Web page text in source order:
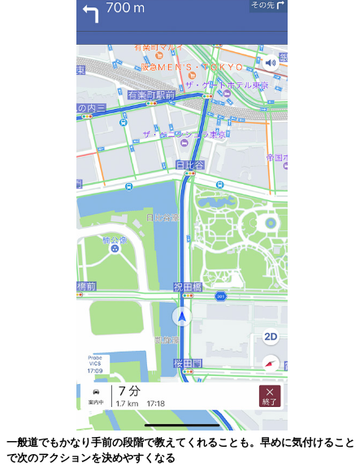
一般道でもかなり手前の段階で教えてくれることも。早めに気付けること
で次のアクションを決めやすくなる